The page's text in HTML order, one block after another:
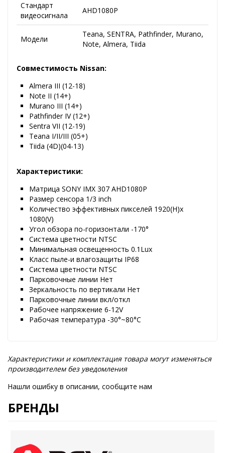
Стандарт
видеосигнала
AHD1080P
Модели
Teana, SENTRA, Pathfinder, Murano,
Note, Almera, Tiida
Совместимость Nissan:
Almera III (12-18)
Note II (14+)
Murano III (14+)
Pathfinder IV (12+)
Sentra VII (12-19)
Teana I/II/III (05+)
Tiida (4D)(04-13)
Характеристики:
Матрица SONY IMX 307 AHD1080P
Размер сенсора 1/3 inch
Количество эффективных пикселей 1920(H)x
1080(V)
Угол обзора по-горизонтали -170°
Система цветности NTSC
Минимальная освещенность 0.1Lux
Класс пыле-и влагозащиты IP68
Система цветности NTSC
Парковочные линии Нет
Зеркальность по вертикали Нет
Парковочные линии вкл/откл
Рабочее напряжение 6-12V
Рабочая температура -30°~80°C
Характеристики и комплектация товара могут изменяться
производителем без уведомления
Нашли ошибку в описании, сообщите нам
БРЕНДЫ